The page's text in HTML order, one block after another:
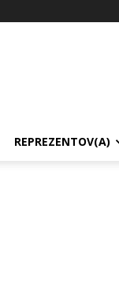
REPREZENTOV(A)